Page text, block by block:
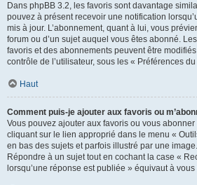
Dans phpBB 3.2, les favoris sont davantage
pouvez à présent recevoir une notification
mis à jour. L’abonnement, quant à lui, vous
forum ou d’un sujet auquel vous êtes abonné.
favoris et des abonnements peuvent être
contrôle de l’utilisateur, sous les « Préférences
Haut
Comment puis-je ajouter aux favoris ou
Vous pouvez ajouter aux favoris ou vous
cliquant sur le lien approprié dans le menu «
en bas des sujets et parfois illustré par une image.
Répondre à un sujet tout en cochant la case «
lorsqu’une réponse est publiée » équivaut à